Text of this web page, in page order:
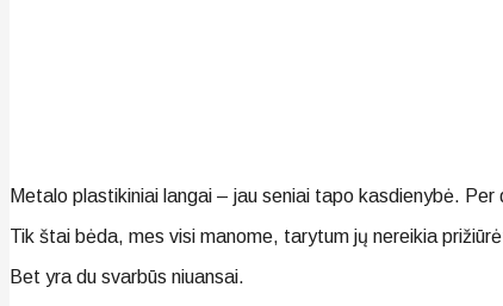
Metalo plastikiniai langai – jau seniai tapo kasdienybė.
Tik štai bėda, mes visi manome, tarytum jų nereikia
Bet yra du svarbūs niuansai.